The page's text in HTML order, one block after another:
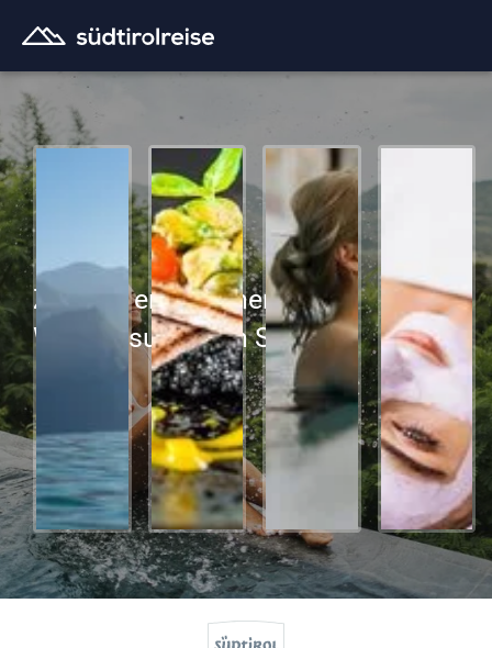
Zutiefst entspannen im
Wellnessurlaub in Südtirol